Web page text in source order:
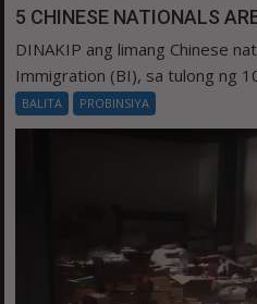
5 CHINESE NATIONALS
DINAKIP ang limang Chinese
Immigration (BI), sa tulong ng
BALITA PROBINSIYA